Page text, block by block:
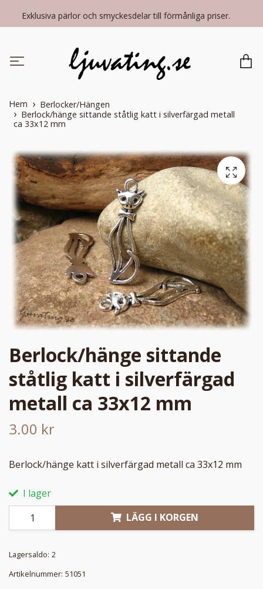
Exklusiva pärlor och smyckesdelar till förmånliga priser.
Hem
Berlocker/Hängen
Berlock/hänge sittande ståtlig katt i silverfärgad metall
ca 33x12 mm
Berlock/hänge sittande
ståtlig katt i silverfärgad
metall ca 33x12 mm
3.00 kr
Berlock/hänge katt i silverfärgad metall ca 33x12 mm
I lager
LÄGG I KORGEN
Lagersaldo: 2
Artikelnummer: 51051